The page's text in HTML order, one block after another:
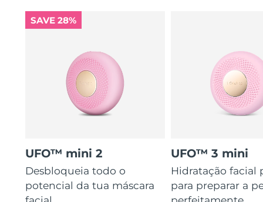
SAVE 28%
UFO™ mini 2
Desbloqueia todo o
potencial da tua máscara
UFO™ 3 mini
Hidratação facial
para preparar a